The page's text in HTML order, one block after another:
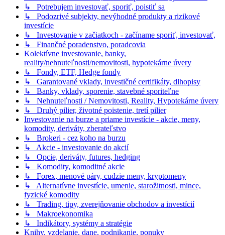
↳ Potrebujem investovať, sporiť, poistiť sa
↳ Podozrivé subjekty, nevýhodné produkty a rizikové
investície
↳ Investovanie v začiatkoch - začíname sporiť, investovať,
↳ Finančné poradenstvo, poradcovia
Kolektívne investovanie, banky,
reality/nehnuteľnosti/nemovitosti, hypotekárne úvery
↳ Fondy, ETF, Hedge fondy
↳ Garantované vklady, investičné certifikáty, dlhopisy
↳ Banky, vklady, sporenie, stavebné sporiteľne
↳ Nehnuteľnosti / Nemovitosti, Reality, Hypotekárne úvery
↳ Druhý pilier, životné poistenie, tretí pilier
Investovanie na burze a priame investície - akcie, meny,
komodity, deriváty, zberateľstvo
↳ Brokeri - cez koho na burzu
↳ Akcie - investovanie do akcií
↳ Opcie, deriváty, futures, hedging
↳ Komodity, komoditné akcie
↳ Forex, menové páry, cudzie meny, kryptomeny
↳ Alternatívne investície, umenie, starožitnosti, mince,
fyzické komodity
↳ Trading, tipy, zverejňovanie obchodov a investícií
↳ Makroekonomika
↳ Indikátory, systémy a stratégie
Knihy, vzdelanie, dane, podnikanie, ponuky